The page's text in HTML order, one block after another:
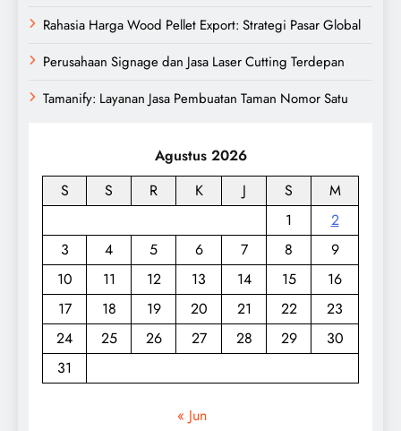
Rahasia Harga Wood Pellet Export: Strategi Pasar Global
Perusahaan Signage dan Jasa Laser Cutting Terdepan
Tamanify: Layanan Jasa Pembuatan Taman Nomor Satu
Agustus 2026
S
S R K J S
M
1
2
3
4 5 6 7 8
9
10
11 12 13 14 15
16
17
18 19 20 21 22
23
24
25 26 27 28 29
30
31
« Jun